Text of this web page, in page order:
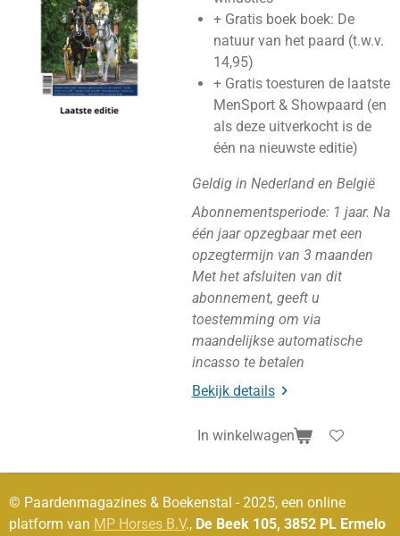
+ Gratis boek boek: De
natuur van het paard (t.w.v.
14,95)
+ Gratis toesturen de laatste
MenSport & Showpaard (en
als deze uitverkocht is de
één na nieuwste editie)
Geldig in Nederland en België
Abonnementsperiode: 1 jaar. Na
één jaar opzegbaar met een
opzegtermijn van 3 maanden
Met het afsluiten van dit
abonnement, geeft u
toestemming om via
maandelijkse automatische
incasso te betalen
Bekijk details
In winkelwagen
© Paardenmagazines & Boekenstal - 2025, een online
platform van MP Horses B.V., De Beek 105, 3852 PL Ermelo